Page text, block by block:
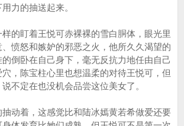
力的抽送起来。
盯着王悦可赤裸裸的雪白胴体，眼光里
愤怒和嫉妒的邪恶之火，他所久久渴望的
倒卧在自己身下，毫无反抗力地任由自己
，陈宝柱心里也想温柔的对待王悦可，但
不定在也没机会品尝这位美女了。
着，这感觉比和陆冰嫣黄若希做爱还要